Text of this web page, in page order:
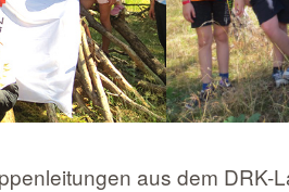
aus dem DRK-